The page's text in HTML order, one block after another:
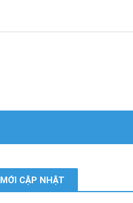
MỚI CẬP NHẬT